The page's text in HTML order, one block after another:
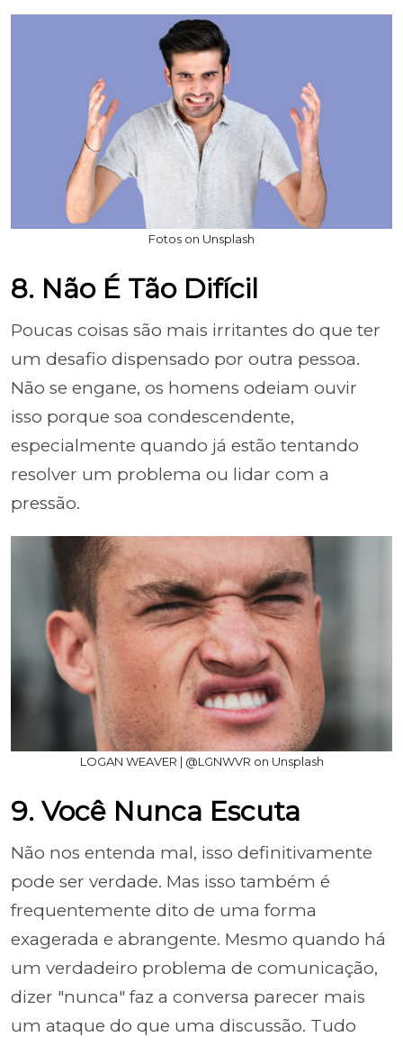
Fotos on Unsplash
8. Não É Tão Difícil
Poucas coisas são mais irritantes do que ter
um desafio dispensado por outra pessoa.
Não se engane, os homens odeiam ouvir
isso porque soa condescendente,
especialmente quando já estão tentando
resolver um problema ou lidar com a
pressão.
LOGAN WEAVER | @LGNWVR on Unsplash
9. Você Nunca Escuta
Não nos entenda mal, isso definitivamente
pode ser verdade. Mas isso também é
frequentemente dito de uma forma
exagerada e abrangente. Mesmo quando há
um verdadeiro problema de comunicação,
dizer "nunca" faz a conversa parecer mais
um ataque do que uma discussão. Tudo